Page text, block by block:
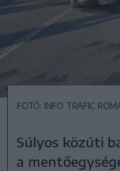
FOTÓ: INFO TRAFIC
Súlyos közúti
a